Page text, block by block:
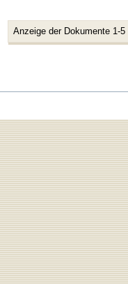
Anzeige der Dokumente 1-5